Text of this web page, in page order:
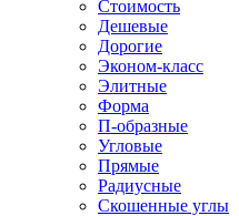
Стоимость
Дешевые
Дорогие
Эконом-класс
Элитные
Форма
П-образные
Угловые
Прямые
Радиусные
Скошенные углы